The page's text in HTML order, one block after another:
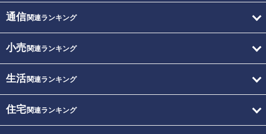
通信関連ランキング
小売関連ランキング
生活関連ランキング
住宅関連ランキング